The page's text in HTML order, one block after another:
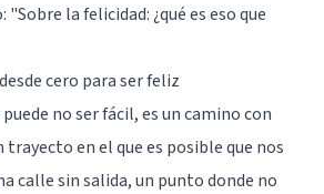
"Sobre la felicidad: ¿qué es eso que
cero para ser feliz
no ser fácil, es un camino con
trayecto en el que es posible que nos
calle sin salida, un punto donde no